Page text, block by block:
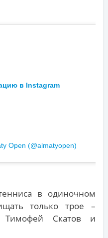
в Instagram
Open (@almatyopen)
в одиночном
только трое –
Тимофей Скатов и